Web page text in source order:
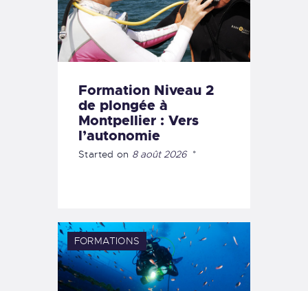
Formation Niveau 2
de plongée à
Montpellier : Vers
l’autonomie
Started on 8 août 2026
FORMATIONS